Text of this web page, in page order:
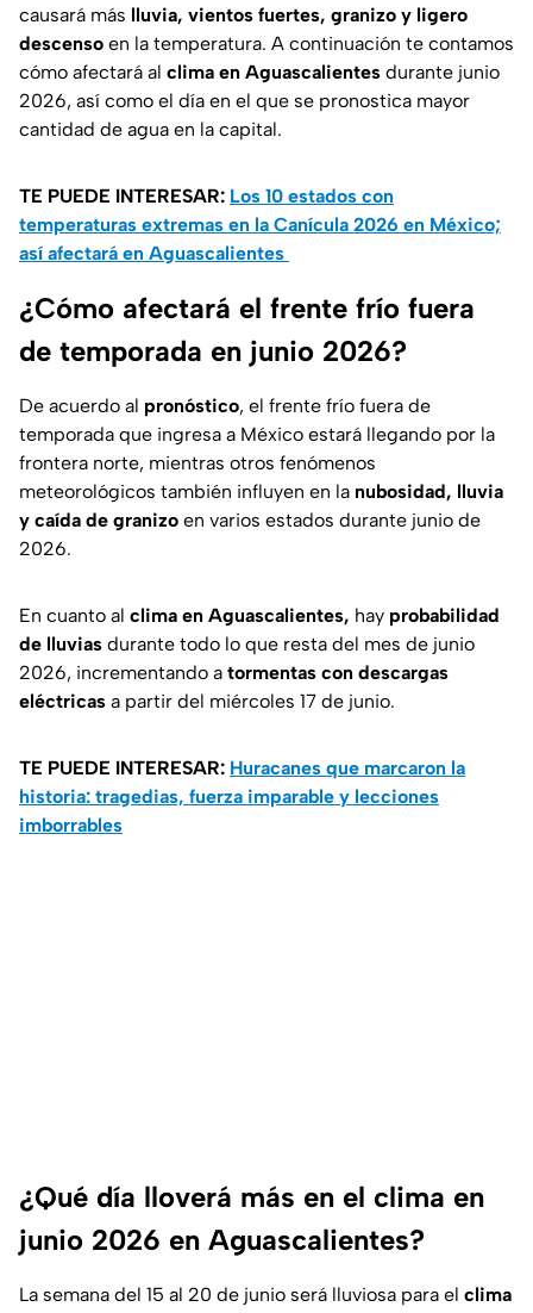
causará más lluvia, vientos fuertes, granizo y ligero
descenso en la temperatura. A continuación te contamos
cómo afectará al clima en Aguascalientes durante junio
2026, así como el día en el que se pronostica mayor
cantidad de agua en la capital.
TE PUEDE INTERESAR: Los 10 estados con
temperaturas extremas en la Canícula 2026 en México;
así afectará en Aguascalientes
¿Cómo afectará el frente frío fuera
de temporada en junio 2026?
De acuerdo al pronóstico, el frente frío fuera de
temporada que ingresa a México estará llegando por la
frontera norte, mientras otros fenómenos
meteorológicos también influyen en la nubosidad, lluvia
y caída de granizo en varios estados durante junio de
2026.
En cuanto al clima en Aguascalientes, hay probabilidad
de lluvias durante todo lo que resta del mes de junio
2026, incrementando a tormentas con descargas
eléctricas a partir del miércoles 17 de junio.
TE PUEDE INTERESAR: Huracanes que marcaron la
historia: tragedias, fuerza imparable y lecciones
imborrables
¿Qué día lloverá más en el clima en
junio 2026 en Aguascalientes?
La semana del 15 al 20 de junio será lluviosa para el clima